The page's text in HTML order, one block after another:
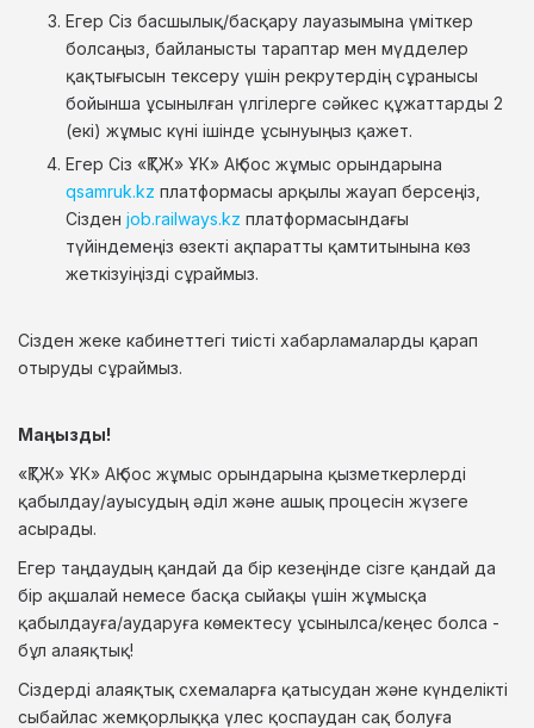
Егер Сіз басшылық/басқару лауазымына үміткер
болсаңыз, байланысты тараптар мен мүдделер
қақтығысын тексеру үшін рекрутердің сұранысы
бойынша ұсынылған үлгілерге сәйкес құжаттарды 2
(екі) жұмыс күні ішінде ұсынуыңыз қажет.
Егер Сіз «ҚТЖ» ҰК» АҚ бос жұмыс орындарына
qsamruk.kz платформасы арқылы жауап берсеңіз,
Сізден job.railways.kz платформасындағы
түйіндемеңіз өзекті ақпаратты қамтитынына көз
жеткізуіңізді сұраймыз.
Сізден жеке кабинеттегі тиісті хабарламаларды қарап
отыруды сұраймыз.
Маңызды!
«ҚТЖ» ҰК» АҚ бос жұмыс орындарына қызметкерлерді
қабылдау/ауысудың әділ және ашық процесін жүзеге
асырады.
Егер таңдаудың қандай да бір кезеңінде сізге қандай да
бір ақшалай немесе басқа сыйақы үшін жұмысқа
қабылдауға/аударуға көмектесу ұсынылса/кеңес болса -
бұл алаяқтық!
Сіздерді алаяқтық схемаларға қатысудан және күнделікті
сыбайлас жемқорлыққа үлес қоспаудан сақ болуға